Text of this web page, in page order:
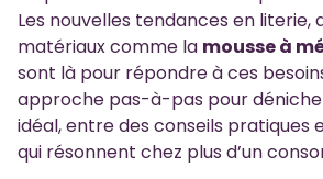
Les nouvelles tendances en literie,
matériaux comme la mousse à
sont là pour répondre à ces
approche pas-à-pas pour
idéal, entre des conseils pratiques
qui résonnent chez plus d’un